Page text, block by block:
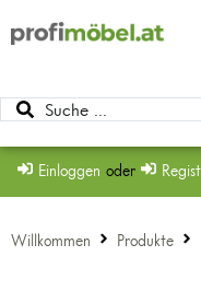
Einloggen oder
Willkommen Produkte